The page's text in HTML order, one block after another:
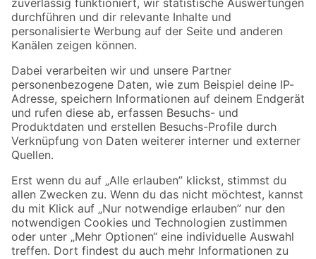
Zur Newsletter Anmeldung
Folge uns
Zahlungsarten Versandarten
Sicher einkaufen
Jetzt die toom-App herunterladen